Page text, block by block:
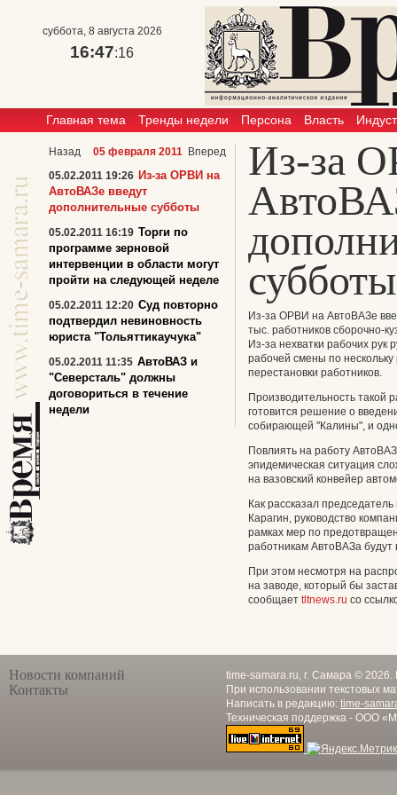
суббота, 8 августа 2026
16:47:16
Главная тема Тренды недели Персона Власть
Из-за
субботы
Из-за ОРВИ на АвтоВАЗе
тыс. работников сборочно-
Из-за нехватки рабочих рук
рабочей смены по
перестановки работников.
Производительность такой
готовится решение о
собирающей "Калины", и
Повлиять на работу
эпидемическая ситуация
на вазовский конвейер
Как рассказал
Карагин, руководство
рамках мер по
работникам АвтоВАЗа будут
При этом несмотря на
на заводе, который бы
сообщает tltnews.ru со
Назад 05 февраля 2011
Вперед
05.02.2011 19:26 Из-за ОРВИ на
АвтоВАЗе введут
дополнительные субботы
05.02.2011 16:19 Торги по
программе зерновой
интервенции в области могут
пройти на следующей неделе
05.02.2011 12:20 Суд повторно
подтвердил невиновность
юриста "Тольяттикаучука"
05.02.2011 11:35 АвтоВАЗ и
"Северсталь" должны
договориться в течение
недели
Новости компаний
Контакты
time-samara.ru, г. Самара ©
При использовании текстовых
Написать в редакцию: time-
Техническая поддержка - ООО